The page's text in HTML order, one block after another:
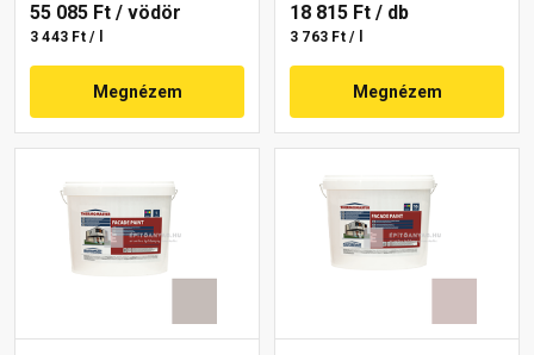
55 085 Ft / vödör
3 443 Ft / l
Megnézem
18 815 Ft / db
3 763 Ft / l
Megnézem